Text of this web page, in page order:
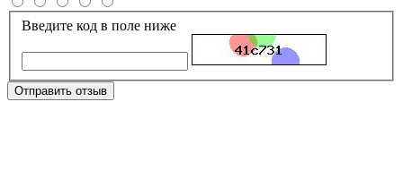
Введите код в поле ниже
Отправить отзыв